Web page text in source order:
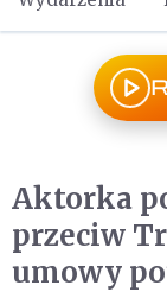
Aktorka
przeciw
umowy